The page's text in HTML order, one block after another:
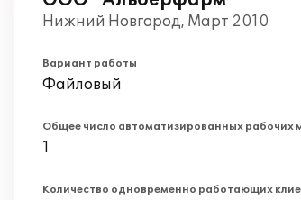
Нижний Новгород, Март 2010
Вариант работы
Файловый
Общее число автоматизированных рабочих
1
Количество одновременно работающих